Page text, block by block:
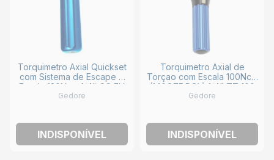
Torquimetro Axial Quickset
com Sistema de Escape e
Escala 120Ncm 1/4" QS FH
M (PEQUENO) GEDORE
Gedore
INDISPONÍVEL
Torquimetro Axial de
Torçao com Escala 100Ncm
(140OZF.POL) 1/4" TT 100
FH GEDORE
Gedore
INDISPONÍVEL